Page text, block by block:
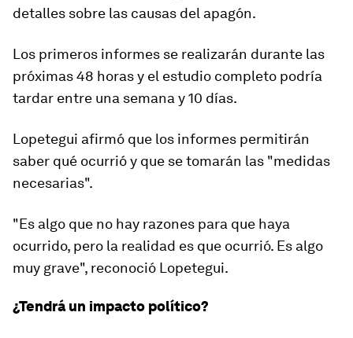
detalles sobre las causas del apagón.
Los primeros informes se realizarán durante las
próximas 48 horas y el estudio completo podría
tardar entre una semana y 10 días.
Lopetegui afirmó que los informes permitirán
saber qué ocurrió y que se tomarán las "medidas
necesarias".
"Es algo que no hay razones para que haya
ocurrido, pero la realidad es que ocurrió. Es algo
muy grave", reconoció Lopetegui.
¿Tendrá un impacto político?